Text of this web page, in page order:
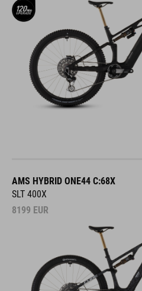
AMS HYBRID ONE44 C:68X
SLT 400X
8199 EUR